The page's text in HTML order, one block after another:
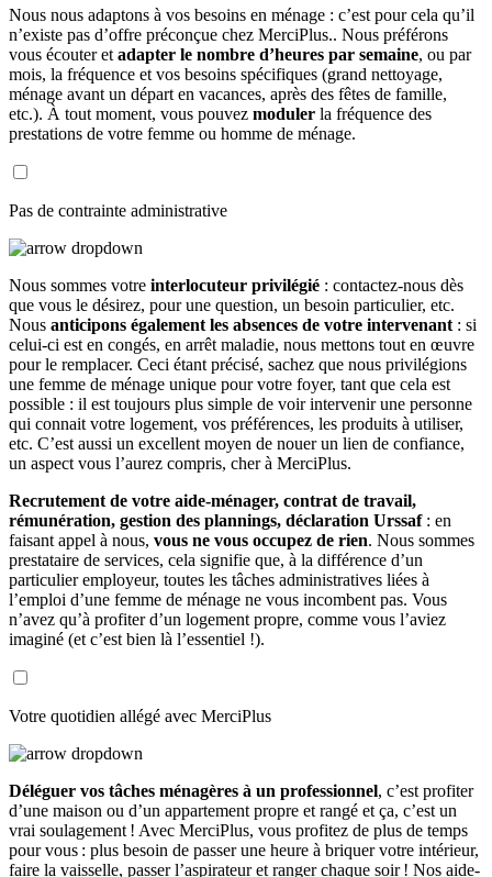
Nous nous adaptons à vos besoins en ménage : c’est pour cela qu’il
n’existe pas d’offre préconçue chez MerciPlus.. Nous préférons
vous écouter et adapter le nombre d’heures par semaine, ou par
mois, la fréquence et vos besoins spécifiques (grand nettoyage,
ménage avant un départ en vacances, après des fêtes de famille,
etc.). À tout moment, vous pouvez moduler la fréquence des
prestations de votre femme ou homme de ménage.
Pas de contrainte administrative
Nous sommes votre interlocuteur privilégié : contactez-nous dès
que vous le désirez, pour une question, un besoin particulier, etc.
Nous anticipons également les absences de votre intervenant : si
celui-ci est en congés, en arrêt maladie, nous mettons tout en œuvre
pour le remplacer. Ceci étant précisé, sachez que nous privilégions
une femme de ménage unique pour votre foyer, tant que cela est
possible : il est toujours plus simple de voir intervenir une personne
qui connait votre logement, vos préférences, les produits à utiliser,
etc. C’est aussi un excellent moyen de nouer un lien de confiance,
un aspect vous l’aurez compris, cher à MerciPlus.
Recrutement de votre aide-ménager, contrat de travail,
rémunération, gestion des plannings, déclaration Urssaf: en
faisant appel à nous, vous ne vous occupez de rien. Nous sommes
prestataire de services, cela signifie que, à la différence d’un
particulier employeur, toutes les tâches administratives liées à
l’emploi d’une femme de ménage ne vous incombent pas. Vous
n’avez qu’à profiter d’un logement propre, comme vous l’aviez
imaginé (et c’est bien là l’essentiel !).
Votre quotidien allégé avec MerciPlus
Déléguer vos tâches ménagères à un professionnel, c’est profiter
d’une maison ou d’un appartement propre et rangé et ça, c’est un
vrai soulagement ! Avec MerciPlus, vous profitez de plus de temps
pour vous : plus besoin de passer une heure à briquer votre intérieur,
faire la vaisselle, passer l’aspirateur et ranger chaque soir ! Nos aide-